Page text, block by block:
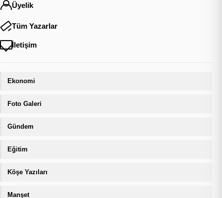
Üyelik
Tüm Yazarlar
İletişim
Ekonomi
Foto Galeri
Gündem
Eğitim
Köşe Yazıları
Manşet